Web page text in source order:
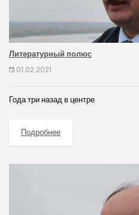
Литературный полюс
01.02.2021
Года три назад в центре
Подробнее